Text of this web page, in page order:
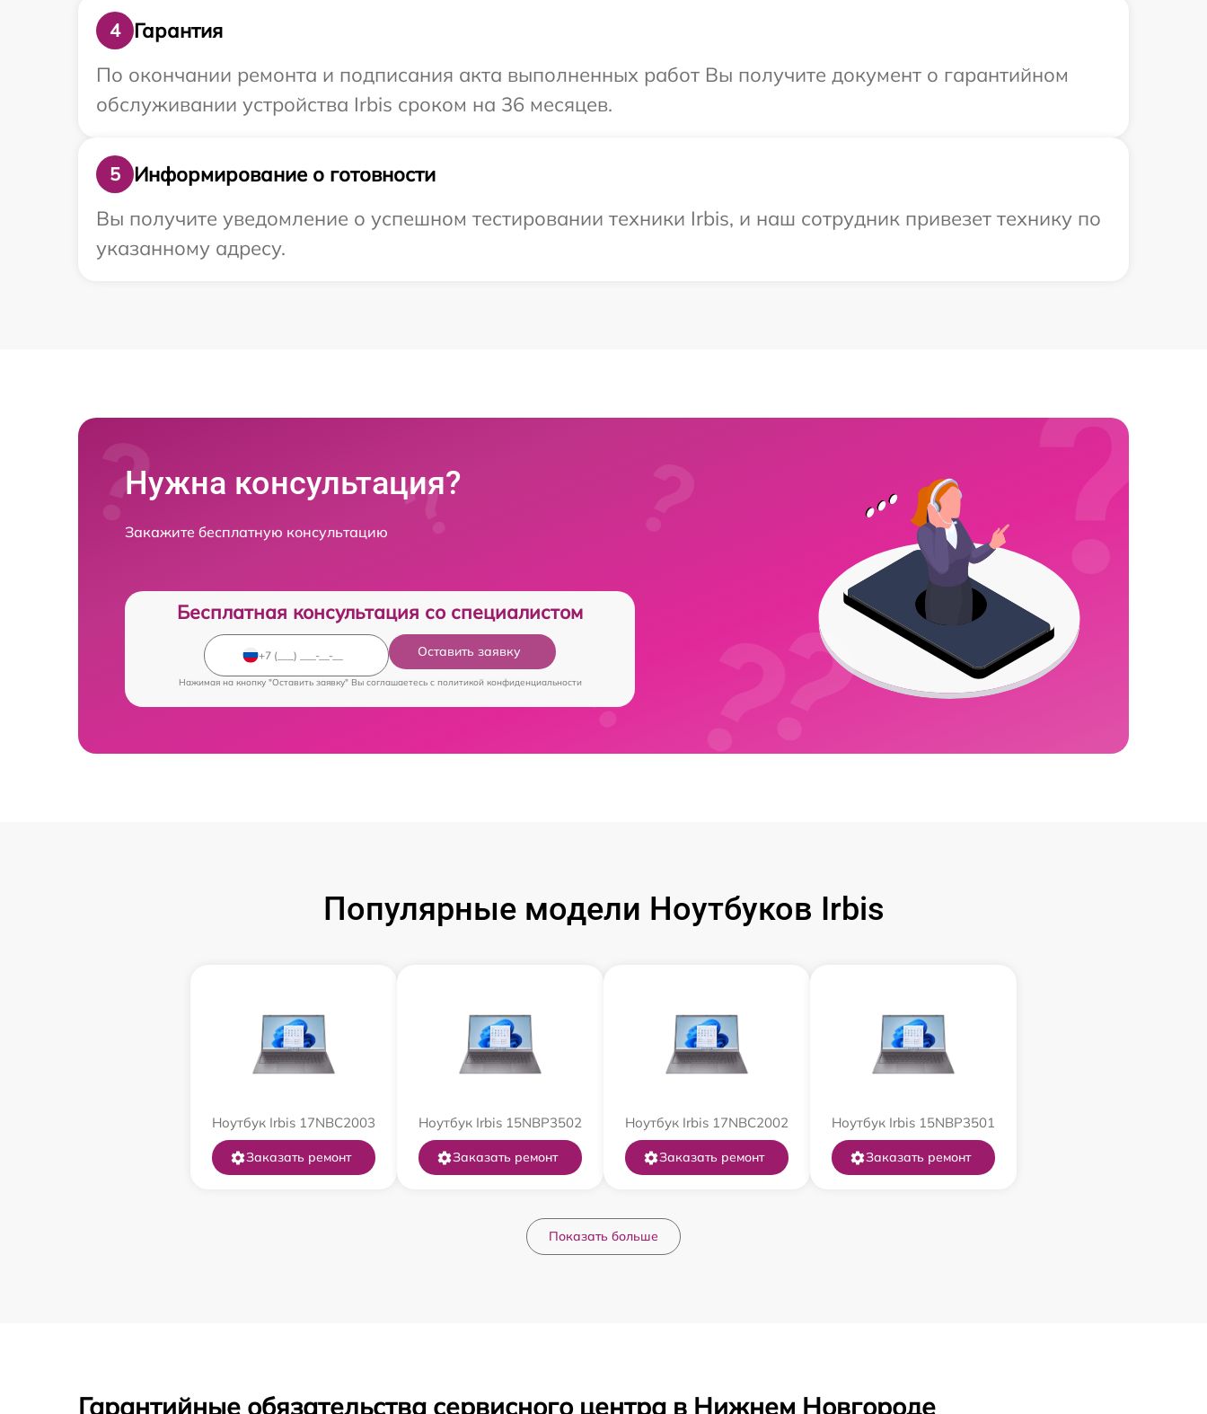
4
Гарантия
По окончании ремонта и подписания акта выполненных работ Вы получите документ о гарантийном
обслуживании устройства Irbis сроком на 36 месяцев.
5
Информирование о готовности
Вы получите уведомление о успешном тестировании техники Irbis, и наш сотрудник привезет технику по
указанному адресу.
Нужна консультация?
Закажите бесплатную консультацию
Бесплатная консультация со специалистом
Оставить заявку
Нажимая на кнопку "Оставить заявку" Вы соглашаетесь c политикой конфиденциальности
Популярные модели Ноутбуков Irbis
Ноутбук Irbis 17NBC2003
Заказать ремонт
Ноутбук Irbis 15NBP3502
Заказать ремонт
Ноутбук Irbis 17NBC2002
Заказать ремонт
Ноутбук Irbis 15NBP3501
Заказать ремонт
Показать больше
Гарантийные обязательства сервисного центра в Нижнем Новгороде